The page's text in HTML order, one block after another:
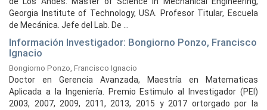
Georgia Institute of Technology, USA. Profesor Titular, Escuela
de Mecánica. Jefe del Lab. De ...
Información Investigador: Bongiorno Ponzo, Francisco
Ignacio
Bongiorno Ponzo, Francisco Ignacio
Doctor en Gerencia Avanzada, Maestría en Matematicas
Aplicada a la Ingeniería. Premio Estimulo al Investigador (PEI)
2003, 2007, 2009, 2011, 2013, 2015 y 2017 ortorgado por la